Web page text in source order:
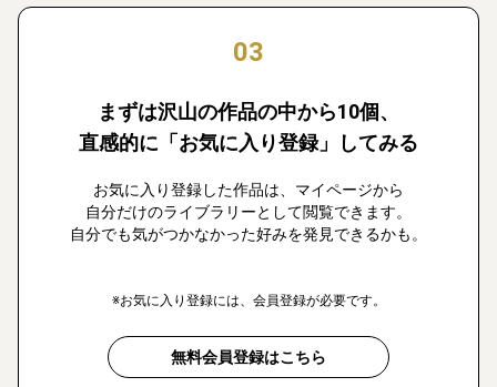
03
まずは沢山の作品の中から10個、
直感的に「お気に入り登録」してみる
お気に入り登録した作品は、マイページから
自分だけのライブラリーとして閲覧できます。
自分でも気がつかなかった好みを発見できるかも。
※お気に入り登録には、会員登録が必要です。
無料会員登録はこちら